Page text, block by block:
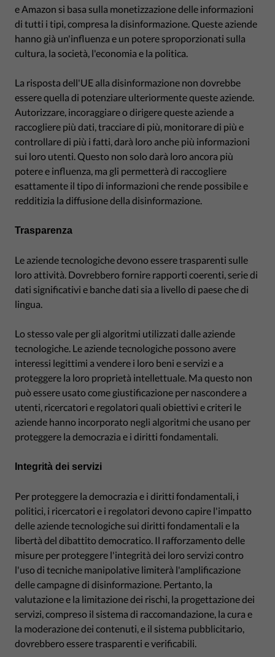
e Amazon si basa sulla monetizzazione delle informazioni
di tutti i tipi, compresa la disinformazione. Queste aziende
hanno già un'influenza e un potere sproporzionati sulla
cultura, la società, l'economia e la politica.
La risposta dell'UE alla disinformazione non dovrebbe
essere quella di potenziare ulteriormente queste aziende.
Autorizzare, incoraggiare o dirigere queste aziende a
raccogliere più dati, tracciare di più, monitorare di più e
controllare di più i fatti, darà loro anche più informazioni
sui loro utenti. Questo non solo darà loro ancora più
potere e influenza, ma gli permetterà di raccogliere
esattamente il tipo di informazioni che rende possibile e
redditizia la diffusione della disinformazione.
Trasparenza
Le aziende tecnologiche devono essere trasparenti sulle
loro attività. Dovrebbero fornire rapporti coerenti, serie di
dati significativi e banche dati sia a livello di paese che di
lingua.
Lo stesso vale per gli algoritmi utilizzati dalle aziende
tecnologiche. Le aziende tecnologiche possono avere
interessi legittimi a vendere i loro beni e servizi e a
proteggere la loro proprietà intellettuale. Ma questo non
può essere usato come giustificazione per nascondere a
utenti, ricercatori e regolatori quali obiettivi e criteri le
aziende hanno incorporato negli algoritmi che usano per
proteggere la democrazia e i diritti fondamentali.
Integrità dei servizi
Per proteggere la democrazia e i diritti fondamentali, i
politici, i ricercatori e i regolatori devono capire l'impatto
delle aziende tecnologiche sui diritti fondamentali e la
libertà del dibattito democratico. Il rafforzamento delle
misure per proteggere l'integrità dei loro servizi contro
l'uso di tecniche manipolative limiterà l'amplificazione
delle campagne di disinformazione. Pertanto, la
valutazione e la limitazione dei rischi, la progettazione dei
servizi, compreso il sistema di raccomandazione, la cura e
la moderazione dei contenuti, e il sistema pubblicitario,
dovrebbero essere trasparenti e verificabili.